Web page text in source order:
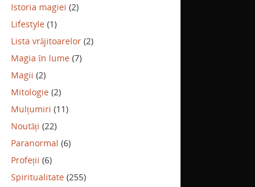
Istoria magiei (2)
Lifestyle (1)
Lista vrăjitoarelor (2)
Magia în lume (7)
Magii (2)
Mitologie (2)
Mulțumiri (11)
Noutăți (22)
Paranormal (6)
Profeții (6)
Spiritualitate (255)